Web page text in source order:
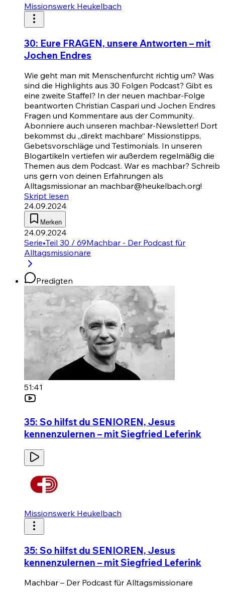
Missionswerk Heukelbach
30: Eure FRAGEN, unsere Antworten – mit
Jochen Endres
Wie geht man mit Menschenfurcht richtig um? Was
sind die Highlights aus 30 Folgen Podcast? Gibt es
eine zweite Staffel? In der neuen machbar-Folge
beantworten Christian Caspari und Jochen Endres
Fragen und Kommentare aus der Community.
Abonniere auch unseren machbar-Newsletter! Dort
bekommst du „direkt machbare“ Missionstipps,
Gebetsvorschläge und Testimonials. In unseren
Blogartikeln vertiefen wir außerdem regelmäßig die
Themen aus dem Podcast. War es machbar? Schreib
uns gern von deinen Erfahrungen als
Alltagsmissionar an machbar@heukelbach.org!
Skript lesen
24.09.2024
Merken
24.09.2024
Serie•Teil 30 / 69Machbar - Der Podcast für
Alltagsmissionare
Predigten
51:41
35: So hilfst du SENIOREN, Jesus
kennenzulernen – mit Siegfried Leferink
Missionswerk Heukelbach
35: So hilfst du SENIOREN, Jesus
kennenzulernen – mit Siegfried Leferink
Machbar – Der Podcast für Alltagsmissionare